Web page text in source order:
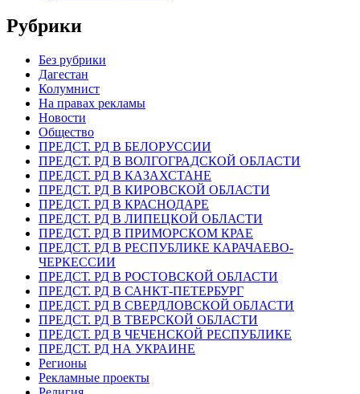
Рубрики
Без рубрики
Дагестан
Колумнист
На правах рекламы
Новости
Общество
ПРЕДСТ. РД В БЕЛОРУССИИ
ПРЕДСТ. РД В ВОЛГОГРАДСКОЙ ОБЛАСТИ
ПРЕДСТ. РД В КАЗАХСТАНЕ
ПРЕДСТ. РД В КИРОВСКОЙ ОБЛАСТИ
ПРЕДСТ. РД В КРАСНОДАРЕ
ПРЕДСТ. РД В ЛИПЕЦКОЙ ОБЛАСТИ
ПРЕДСТ. РД В ПРИМОРСКОМ КРАЕ
ПРЕДСТ. РД В РЕСПУБЛИКЕ КАРАЧАЕВО-
ЧЕРКЕССИИ
ПРЕДСТ. РД В РОСТОВСКОЙ ОБЛАСТИ
ПРЕДСТ. РД В САНКТ-ПЕТЕРБУРГ
ПРЕДСТ. РД В СВЕРДЛОВСКОЙ ОБЛАСТИ
ПРЕДСТ. РД В ТВЕРСКОЙ ОБЛАСТИ
ПРЕДСТ. РД В ЧЕЧЕНСКОЙ РЕСПУБЛИКЕ
ПРЕДСТ. РД НА УКРАИНЕ
Регионы
Рекламные проекты